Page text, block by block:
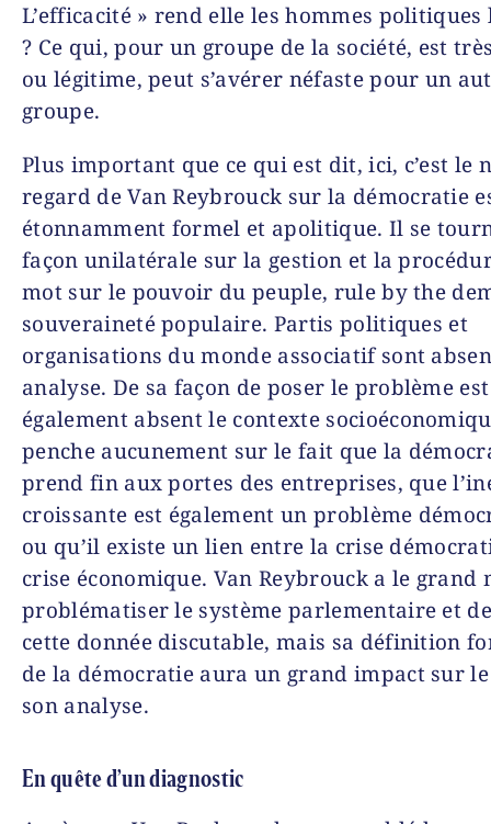
L’efficacité » rend elle les hommes
? Ce qui, pour un groupe de la société, est
ou légitime, peut s’avérer néfaste pour un
groupe.
Plus important que ce qui est dit, ici, c’est le
regard de Van Reybrouck sur la démocratie
étonnamment formel et apolitique. Il se
façon unilatérale sur la gestion et la
mot sur le pouvoir du peuple, rule by the
souveraineté populaire. Partis politiques et
organisations du monde associatif sont
analyse. De sa façon de poser le problème est
également absent le contexte
penche aucunement sur le fait que la
prend fin aux portes des entreprises, que
croissante est également un problème
ou qu’il existe un lien entre la crise
crise économique. Van Reybrouck a le grand
problématiser le système parlementaire et
cette donnée discutable, mais sa définition
de la démocratie aura un grand impact sur
son analyse.
En quête d’un diagnostic